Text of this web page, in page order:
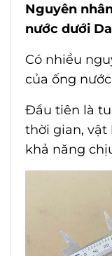
Nguyên
nước dưới
Có nhiều
của ống
Đầu tiên là
thời gian, vật
khả năng